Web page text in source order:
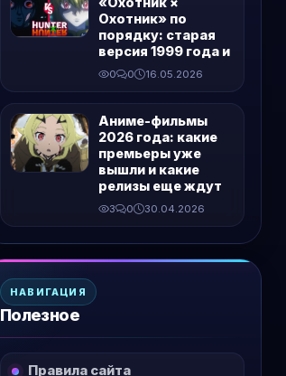
Охотник» по
порядку: старая
версия 1999 года и
0 0 16.05.2026
Аниме-фильмы
2026 года: какие
премьеры уже
вышли и какие
релизы еще ждут
3 0 30.04.2026
НАВИГАЦИЯ
Полезное
Правила сайта